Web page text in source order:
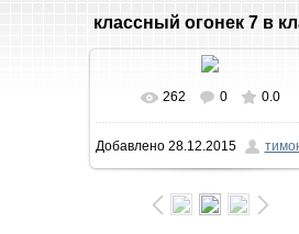
классный огонек 7 в
В реальном размере
1600x1059/ 219.6Kb
262 0 0.0
Добавлено28.12.2015